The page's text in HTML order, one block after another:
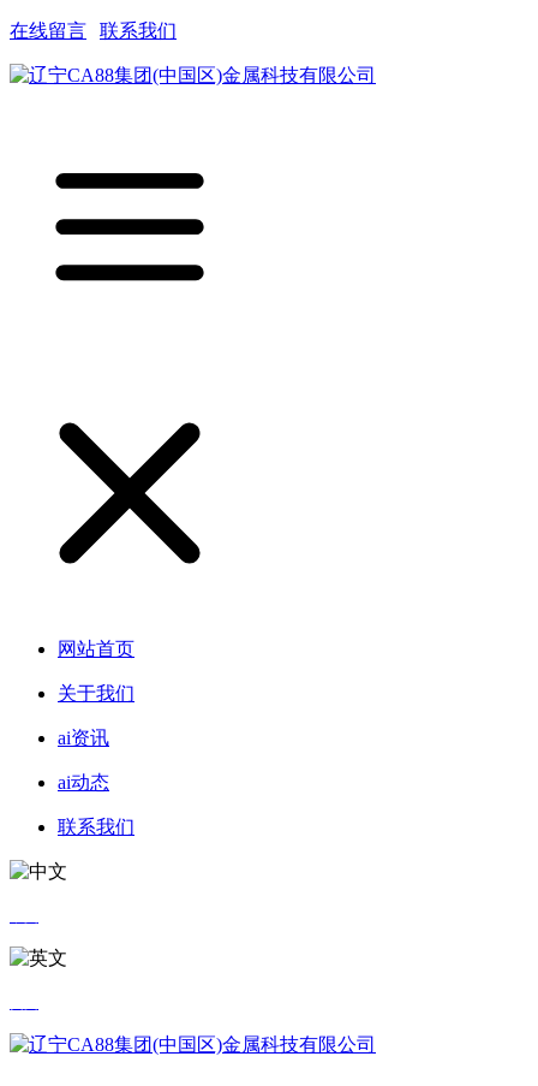
在线留言 联系我们
网站首页
关于我们
ai资讯
ai动态
联系我们